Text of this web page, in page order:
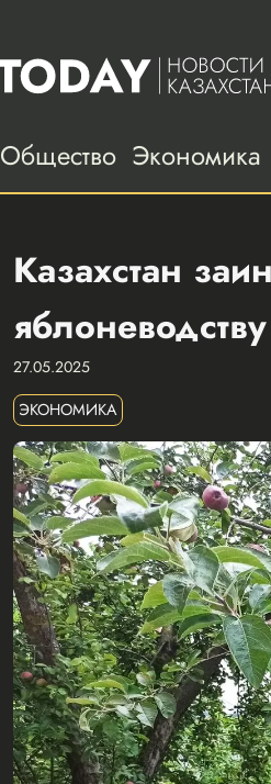
Общество Экономика
Казахстан
яблоневодству
27.05.2025
ЭКОНОМИКА